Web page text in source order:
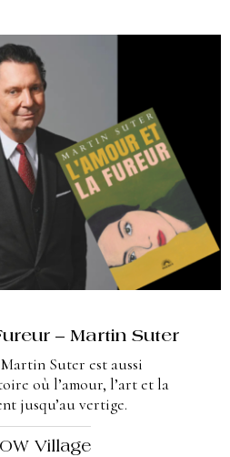
– Martin Suter
Suter est aussi
où l’amour, l’art et la
jusqu’au vertige.
Village